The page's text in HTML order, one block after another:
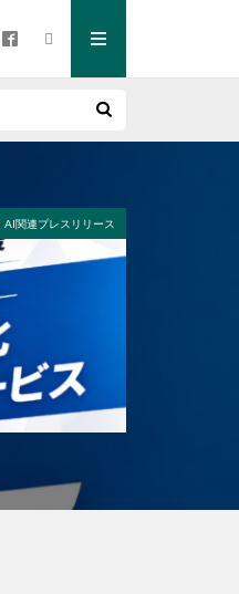
AI関連プレスリリース